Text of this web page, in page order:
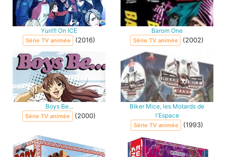
Yuri!!! On ICE
Série TV animée (2016)
Barom One
Série TV animée (2002)
Boys Be...
Série TV animée (2000)
Biker Mice, les Motards de
l'Espace
Série TV animée (1993)